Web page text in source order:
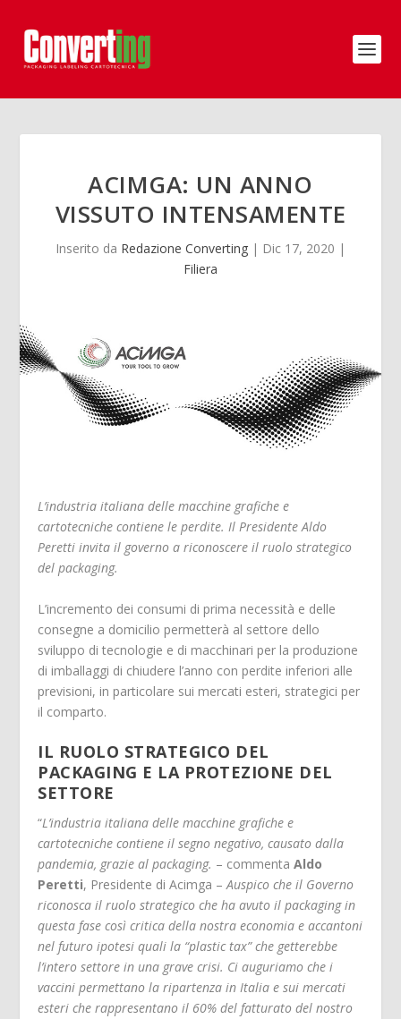
ACIMGA: UN ANNO
VISSUTO INTENSAMENTE
Inserito da Redazione Converting | Dic 17, 2020 |
Filiera
L’industria italiana delle macchine grafiche e
cartotecniche contiene le perdite. Il Presidente Aldo
Peretti invita il governo a riconoscere il ruolo strategico
del packaging.
L’incremento dei consumi di prima necessità e delle
consegne a domicilio permetterà al settore dello
sviluppo di tecnologie e di macchinari per la produzione
di imballaggi di chiudere l’anno con perdite inferiori alle
previsioni, in particolare sui mercati esteri, strategici per
il comparto.
IL RUOLO STRATEGICO DEL
PACKAGING E LA PROTEZIONE DEL
SETTORE
“L’industria italiana delle macchine grafiche e
cartotecniche contiene il segno negativo, causato dalla
pandemia, grazie al packaging. – commentaAldo
Peretti, Presidente di Acimga –Auspico che il Governo
riconosca il ruolo strategico che ha avuto il packaging in
questa fase così critica della nostra economia e accantoni
nel futuro ipotesi quali la “plastic tax” che getterebbe
l’intero settore in una grave crisi. Ci auguriamo che i
vaccini permettano la ripartenza in Italia e sui mercati
esteri che rappresentano il 60% del fatturato del nostro